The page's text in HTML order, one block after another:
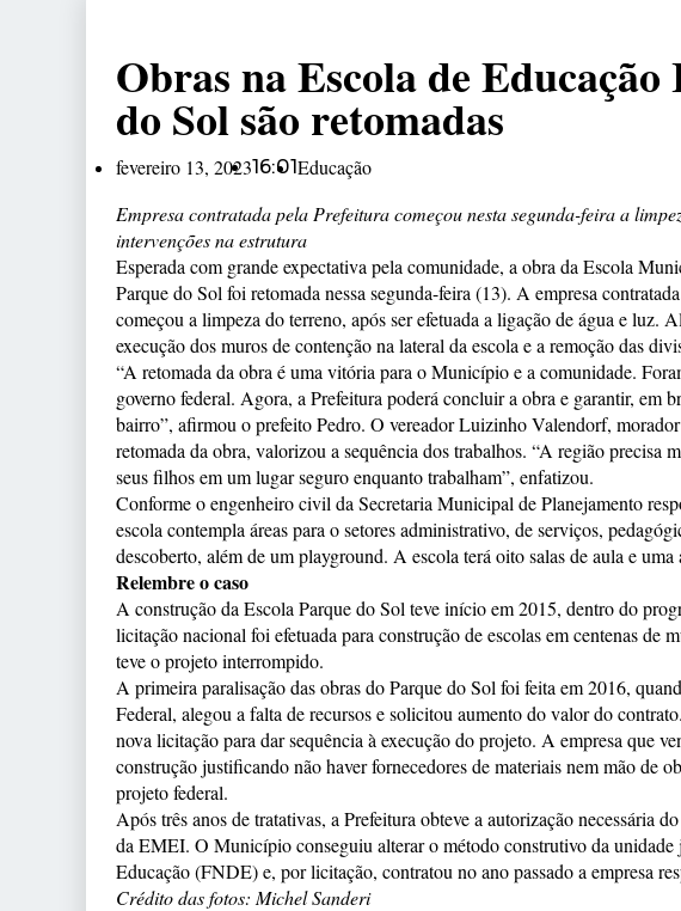
Obras na Escola de
do Sol são retomadas
fevereiro 13, 202316:01Educação
Empresa contratada pela Prefeitura começou nesta segunda-feira a
intervenções na estrutura
Esperada com grande expectativa pela comunidade, a obra da Escola
Parque do Sol foi retomada nessa segunda-feira (13). A empresa
começou a limpeza do terreno, após ser efetuada a ligação de água e luz.
execução dos muros de contenção na lateral da escola e a remoção das
“A retomada da obra é uma vitória para o Município e a comunidade.
governo federal. Agora, a Prefeitura poderá concluir a obra e garantir, em
bairro”, afirmou o prefeito Pedro. O vereador Luizinho Valendorf,
retomada da obra, valorizou a sequência dos trabalhos. “A região precisa
seus filhos em um lugar seguro enquanto trabalham”, enfatizou.
Conforme o engenheiro civil da Secretaria Municipal de Planejamento
escola contempla áreas para o setores administrativo, de serviços,
descoberto, além de um playground. A escola terá oito salas de aula e
Relembre o caso
A construção da Escola Parque do Sol teve início em 2015, dentro do
licitação nacional foi efetuada para construção de escolas em centenas de
teve o projeto interrompido.
A primeira paralisação das obras do Parque do Sol foi feita em 2016,
Federal, alegou a falta de recursos e solicitou aumento do valor do
nova licitação para dar sequência à execução do projeto. A empresa que
construção justificando não haver fornecedores de materiais nem mão de
projeto federal.
Após três anos de tratativas, a Prefeitura obteve a autorização necessária
da EMEI. O Município conseguiu alterar o método construtivo da
Educação (FNDE) e, por licitação, contratou no ano passado a empresa
Crédito das fotos: Michel Sanderi